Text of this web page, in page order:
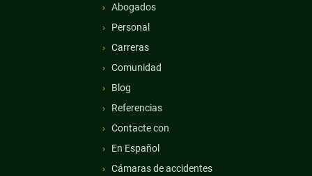
Abogados
Personal
Carreras
Comunidad
Blog
Referencias
Contacte con
En Español
Cámaras de accidentes